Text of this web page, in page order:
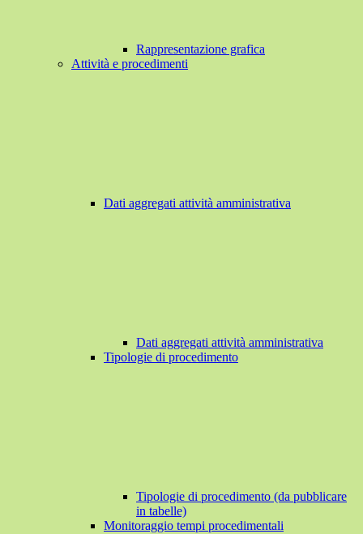
Rappresentazione grafica
Attività e procedimenti
Dati aggregati attività amministrativa
Dati aggregati attività amministrativa
Tipologie di procedimento
Tipologie di procedimento (da pubblicare
in tabelle)
Monitoraggio tempi procedimentali